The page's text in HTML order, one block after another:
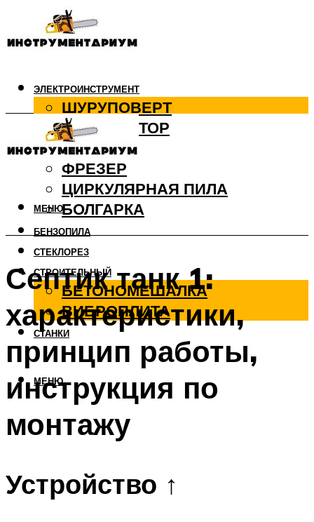
ЭЛЕКТРОИНСТРУМЕНТ
ШУРУПОВЕРТ
ПЕРФОРАТОР
ДРЕЛЬ
ФРЕЗЕР
ЦИРКУЛЯРНАЯ ПИЛА
БОЛГАРКА
БЕНЗОПИЛА
СТЕКЛОРЕЗ
СТРОИТЕЛЬНЫЙ
БЕТОНОМЕШАЛКА
ВИБРОПЛИТА
СТАНКИ
МЕНЮ
МЕНЮ
Септик танк 1:
характеристики,
принцип работы,
инструкция по
монтажу
Устройство ↑